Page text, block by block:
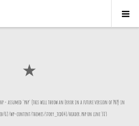
★
- assumed 'php' (this will throw an Error in a future version of PHP) in
02/wp-content/themes/story_tcd041/header.phpon line383